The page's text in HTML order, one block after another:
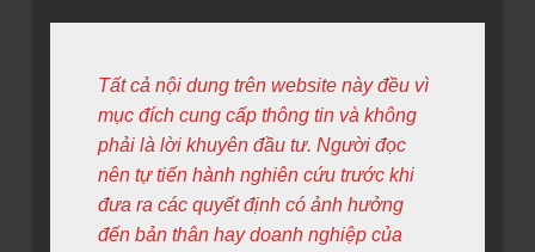
Tất cả nội dung trên website này đều vì
mục đích cung cấp thông tin và không
phải là lời khuyên đầu tư. Người đọc
nên tự tiến hành nghiên cứu trước khi
đưa ra các quyết định có ảnh hưởng
đến bản thân hay doanh nghiệp của